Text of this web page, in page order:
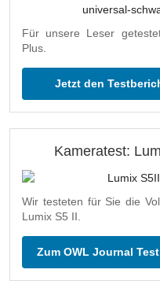
Für unsere Leser
Plus.
Jetzt den
Kameratest:
Wir testeten für Sie die
Lumix S5 II.
Zum OWL Journal